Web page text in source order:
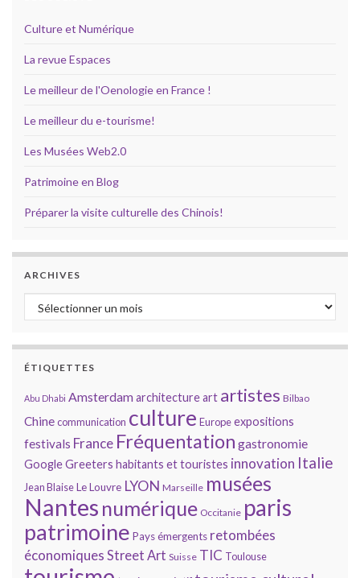
Culture et Numérique
La revue Espaces
Le meilleur de l'Oenologie en France !
Le meilleur du e-tourisme!
Les Musées Web2.0
Patrimoine en Blog
Préparer la visite culturelle des Chinois!
ARCHIVES
Archives
ÉTIQUETTES
Abu Dhabi Amsterdamarchitectureart artistes Bilbao
Chinecommunication culture Europeexpositions
festivals France Fréquentation gastronomie
GoogleGreeters habitants et touristes innovation Italie
Jean BlaiseLe Louvre LYON Marseille musées
Nantes numérique Occitanie paris
patrimoine Pays émergents retombées
économiques Street Art Suisse TIC Toulouse